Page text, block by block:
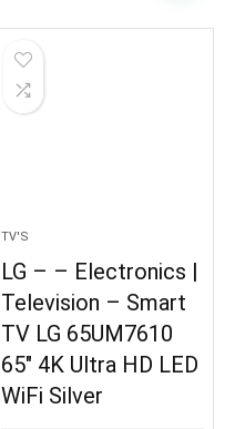
TV'S
LG – – Electronics |
Television – Smart
TV LG 65UM7610
65″ 4K Ultra HD LED
WiFi Silver